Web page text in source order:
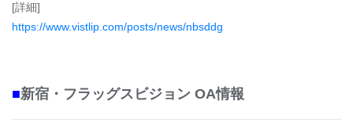
[詳細]
https://www.vistlip.com/posts/news/nbsddg
■新宿・フラッグスビジョン OA情報